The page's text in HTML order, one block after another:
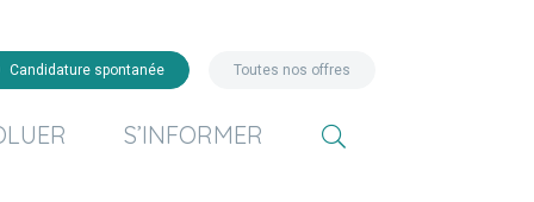
Candidature spontanée Toutes nos offres
S’INFORMER